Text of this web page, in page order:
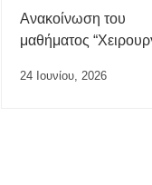
Ανακοίνωση του
μαθήματος
24 Ιουνίου, 2026